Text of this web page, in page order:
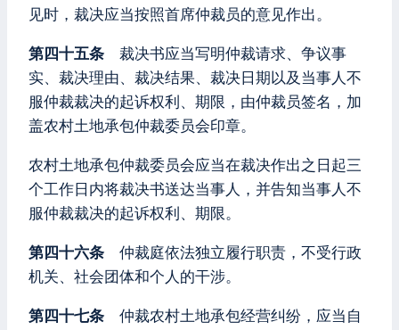
见时，裁决应当按照首席仲裁员的意见作出。
第四十五条 裁决书应当写明仲裁请求、争议事
实、裁决理由、裁决结果、裁决日期以及当事人不
服仲裁裁决的起诉权利、期限，由仲裁员签名，加
盖农村土地承包仲裁委员会印章。
农村土地承包仲裁委员会应当在裁决作出之日起三
个工作日内将裁决书送达当事人，并告知当事人不
服仲裁裁决的起诉权利、期限。
第四十六条 仲裁庭依法独立履行职责，不受行政
机关、社会团体和个人的干涉。
第四十七条 仲裁农村土地承包经营纠纷，应当自